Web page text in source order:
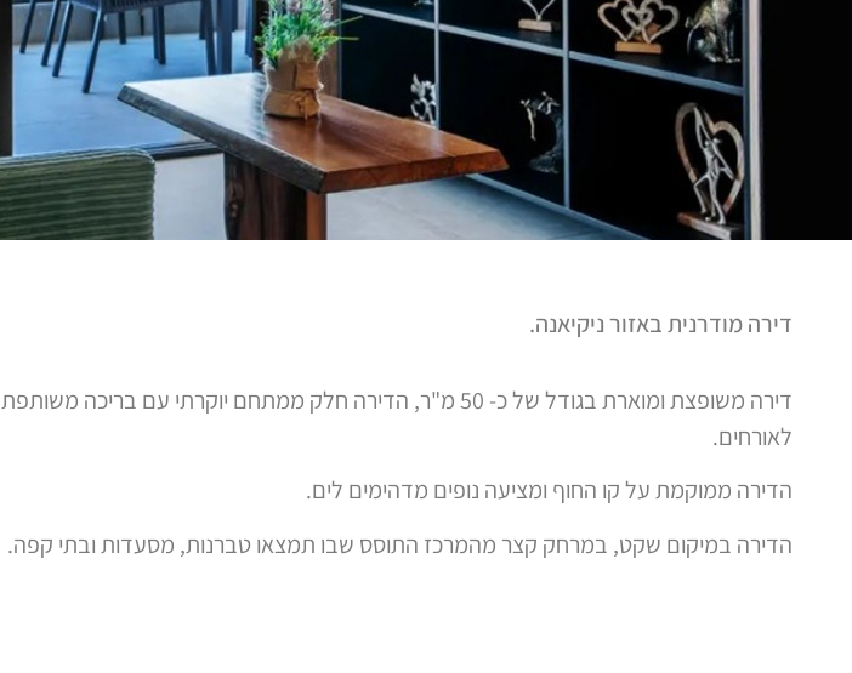
דירה מודרנית באזור ניקיאנה.
דירה משופצת ומוארת בגודל של כ- 50 מ"ר, הדירה חלק ממתחם יוקרתי עם בריכה משותפת
לאורחים.
הדירה ממוקמת על קו החוף ומציעה נופים מדהימים לים.
הדירה במיקום שקט, במרחק קצר מהמרכז התוסס שבו תמצאו טברנות, מסעדות ובתי קפה.